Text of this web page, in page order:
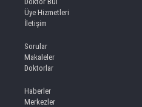
Üye Hizmetleri
İletişim
Sorular
Makaleler
Doktorlar
Haberler
Merkezler